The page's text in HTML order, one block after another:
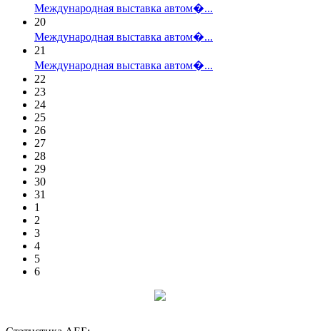
Международная выставка автом�...
20
Международная выставка автом�...
21
Международная выставка автом�...
22
23
24
25
26
27
28
29
30
31
1
2
3
4
5
6